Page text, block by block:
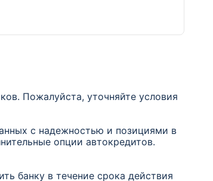
Пожалуйста, уточняйте условия
с надежностью и позициями в
опции автокредитов.
банку в течение срока действия